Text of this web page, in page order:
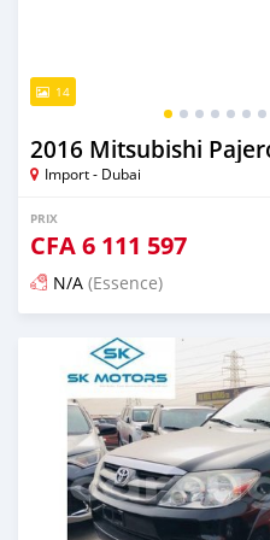
14
2016 Mitsubishi
Import - Dubai
PRIX
CFA6 111 597
N/A (Essence)
Publié il y a presque 6 ans